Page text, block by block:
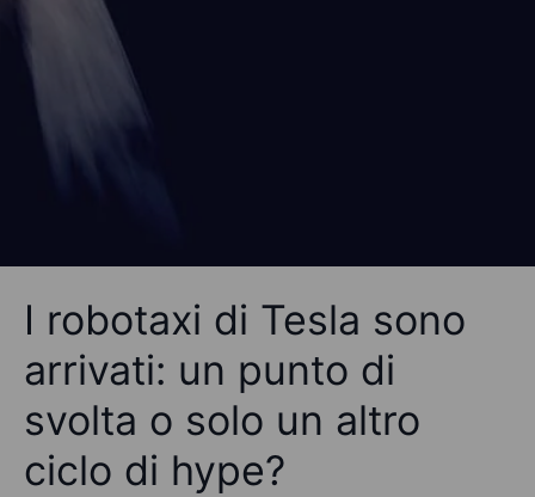
I robotaxi di Tesla sono
arrivati: un punto di
svolta o solo un altro
ciclo di hype?